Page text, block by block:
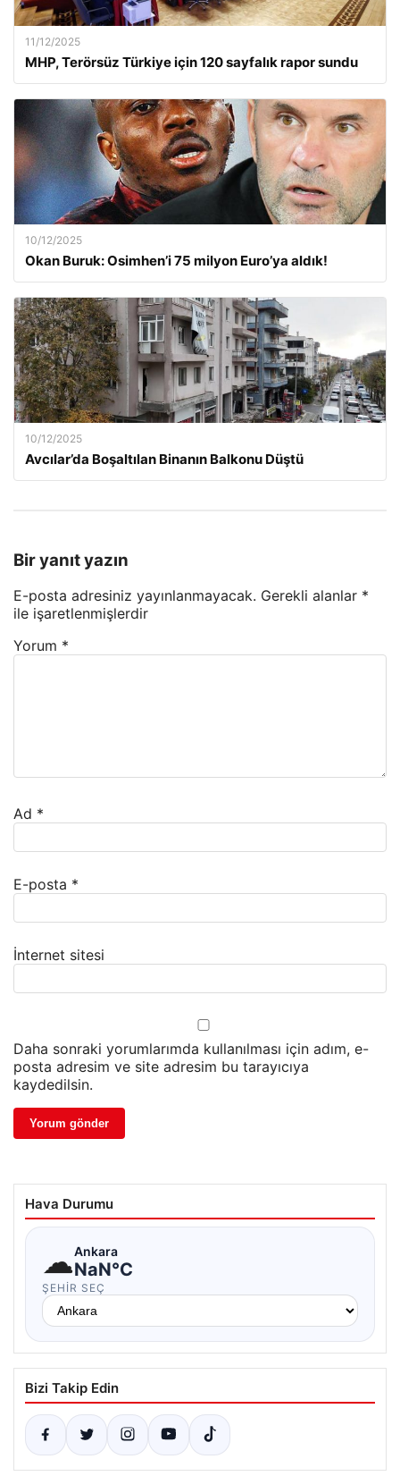
11/12/2025
MHP, Terörsüz Türkiye için 120 sayfalık rapor sundu
10/12/2025
Okan Buruk: Osimhen’i 75 milyon Euro’ya aldık!
10/12/2025
Avcılar’da Boşaltılan Binanın Balkonu Düştü
Bir yanıt yazın
E-posta adresiniz yayınlanmayacak. Gerekli alanlar *
ile işaretlenmişlerdir
Yorum *
Ad *
E-posta *
İnternet sitesi
Daha sonraki yorumlarımda kullanılması için adım, e-
posta adresim ve site adresim bu tarayıcıya
kaydedilsin.
Hava Durumu
☁Ankara
NaN°C
ŞEHIR SEÇ
Bizi Takip Edin